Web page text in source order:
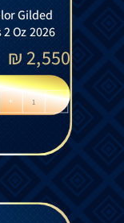
Gilded
Oz 2026
2,550
₪
-
+